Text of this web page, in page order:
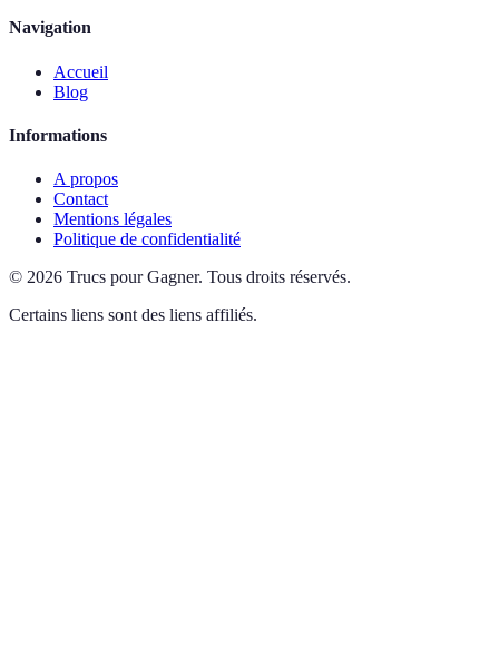
Navigation
Accueil
Blog
Informations
A propos
Contact
Mentions légales
Politique de confidentialité
© 2026 Trucs pour Gagner. Tous droits réservés.
Certains liens sont des liens affiliés.